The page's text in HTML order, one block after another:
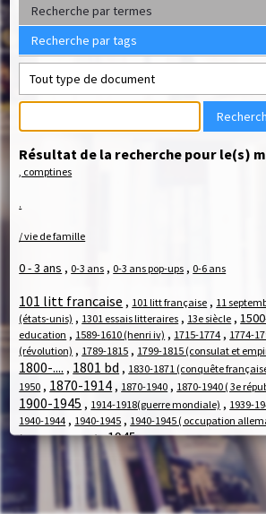
Recherche par termes
Recherche par tags
Résultat de la recherche pour le(s)
, comptines
.
/ vie de famille
0 - 3 ans , 0-3 ans , 0-3 ans pop-ups , 0-6 ans
101 litt francaise , 101 litt française , 11
(états-unis) , 1301 essais litteraires , 13e siècle ,
education , 1589-1610 (henri iv) , 1715-1774 , 1774-
(révolution) , 1789-1815 , 1799-1815 (consulat et
1800-.... , 1801 bd , 1830-1871 (conquête
1950 , 1870-1914 , 1870-1940 , 1870-1940 ( 3e
1900-1945 , 1914-1918(guerre mondiale) , 1939-
1940-1944 , 1940-1945 , 1940-1945 ( occupation
(bombardement),1945-....,1945-1970,1945-1990
1958-1969 , 1968 (journées de mai) ,
, 1970-2000 ,1990-... , 1990-.... ,
1er siècle av. j.-c. 1er Âge , 1er âge,1ers